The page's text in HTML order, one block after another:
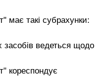
має такі субрахунки:
засобів ведеться щодо
кореспондує